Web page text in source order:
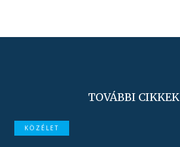
TOVÁBBI CIKKEK
KÖZÉLET